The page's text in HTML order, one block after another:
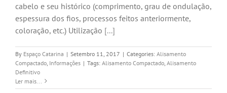
cabelo e seu histórico (comprimento, grau de ondulação,
espessura dos fios, processos feitos anteriormente,
coloração, etc.) Utilização [...]
By Espaço Catarina | Setembro 11, 2017 | Categories: Alisamento
Compactado Informações | Tags: Alisamento Compactado Alisamento
Definitivo
Ler mais...